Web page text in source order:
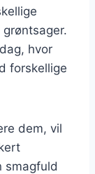
hvor
forskellige
dem, vil
smagfuld